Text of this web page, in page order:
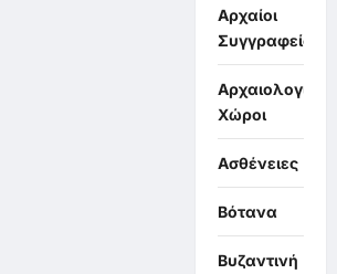
Αρχαίοι
Συγγραφείς
Αρχαιολογικοί
Χώροι
Ασθένειες
Βότανα
Βυζαντινή